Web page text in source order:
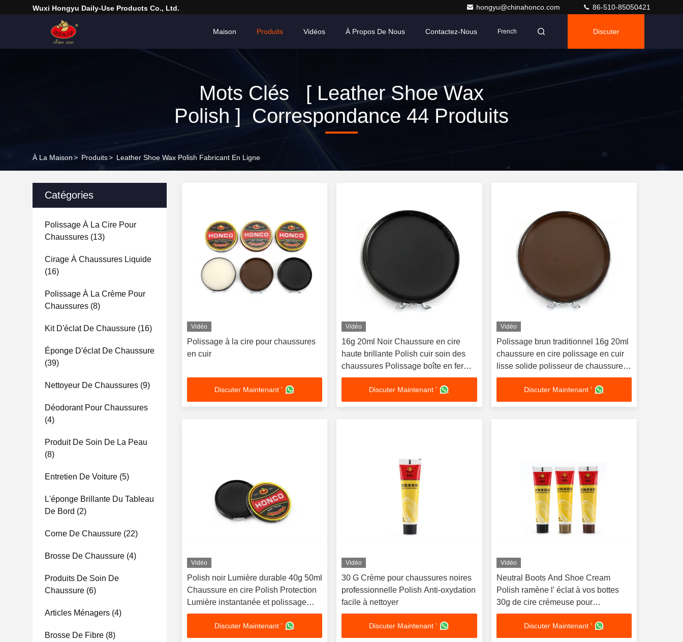
Wuxi Hongyu Daily-Use Products Co., Ltd. hongyu@chinahonco.com 86-510-85050421
Maison Produits Vidéos À Propos De Nous Contactez-Nous French Discuter
Mots Clés [ Leather Shoe Wax
Polish ] Correspondance 44 Produits
À La Maison> Produits> Leather Shoe Wax Polish Fabricant En Ligne
Catégories
Polissage À La Cire Pour
Chaussures (13)
Cirage À Chaussures Liquide
(16)
Polissage À La Crème Pour
Chaussures (8)
Kit D'éclat De Chaussure (16)
Éponge D'éclat De Chaussure
(39)
Nettoyeur De Chaussures (9)
Déodorant Pour Chaussures
(4)
Produit De Soin De La Peau
(8)
Entretien De Voiture (5)
L'éponge Brillante Du Tableau
De Bord (2)
Corne De Chaussure (22)
Brosse De Chaussure (4)
Produits De Soin De
Chaussure (6)
Articles Ménagers (4)
Brosse De Fibre (8)
Vidéo
Polissage à la cire pour chaussures
en cuir
Discuter Maintenant '
Vidéo
16g 20ml Noir Chaussure en cire
haute brillante Polish cuir soin des
chaussures Polissage boîte en fer
Emballage OEM
Discuter Maintenant '
Vidéo
Polissage brun traditionnel 16g 20ml
chaussure en cire polissage en cuir
lisse solide polisseur de chaussures
fournisseur logo privé personnalisé
Discuter Maintenant '
Vidéo
Polish noir Lumière durable 40g 50ml
Chaussure en cire Polish Protection
Lumière instantanée et polissage
Chaussures en cuir
Discuter Maintenant '
Vidéo
30 G Crème pour chaussures noires
professionnelle Polish Anti-oxydation
facile à nettoyer
Discuter Maintenant '
Vidéo
Neutral Boots And Shoe Cream
Polish ramène l' éclat à vos bottes
30g de cire crémeuse pour
chaussures
Discuter Maintenant '